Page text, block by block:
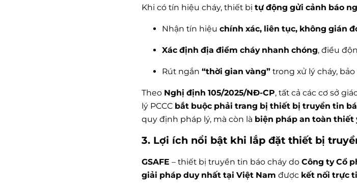
Khi có tín hiệu cháy, thiết bị tự động gửi cảnh báo
Nhận tín hiệu chính xác, liên tục, không gián
Xác định địa điểm cháy nhanh chóng, điều
Rút ngắn “thời gian vàng” trong xử lý cháy,
Theo Nghị định 105/2025/NĐ-CP, tất cả các cơ sở
lý PCCC bắt buộc phải trang bị thiết bị truyền tin
quy định pháp lý, mà còn là biện pháp an toàn thiết
3. Lợi ích nổi bật khi lắp đặt thiết bị
GSAFE – thiết bị truyền tin báo cháy do Công ty Cổ
giải pháp duy nhất tại Việt Nam được kết nối trực